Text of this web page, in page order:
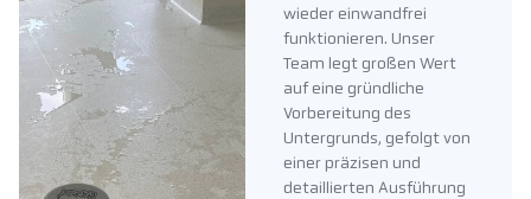
wieder einwandfrei
funktionieren. Unser
Team legt großen Wert
auf eine gründliche
Vorbereitung des
Untergrunds, gefolgt von
einer präzisen und
detaillierten Ausführung